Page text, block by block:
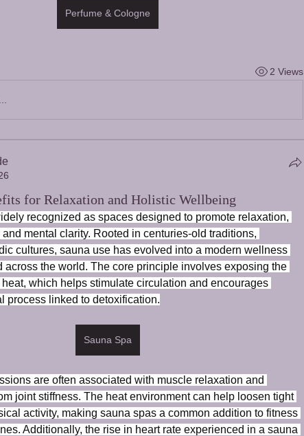
Perfume & Cologne
2 Views
for Relaxation and Holistic Wellbeing
recognized as spaces designed to promote relaxation,
mental clarity. Rooted in centuries-old traditions,
cultures, sauna use has evolved into a modern wellness
across the world. The core principle involves exposing the
which helps stimulate circulation and encourages
process linked to detoxification.
Sauna Spa
are often associated with muscle relaxation and
joint stiffness. The heat environment can help loosen tight
activity, making sauna spas a common addition to fitness
Additionally, the rise in heart rate experienced in a sauna